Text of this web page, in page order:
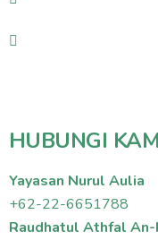
HUBUNGI
Yayasan Nurul Aulia
+62-22-6651788
Raudhatul Athfal An-